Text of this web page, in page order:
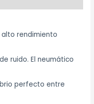
alto rendimiento
ruido. El neumático
perfecto entre